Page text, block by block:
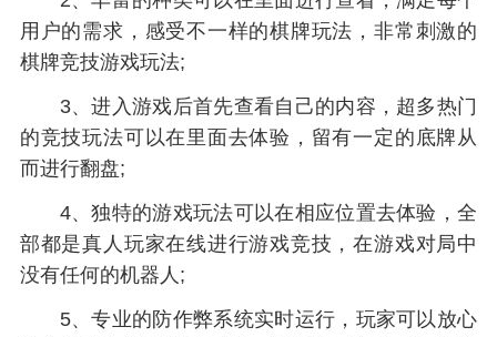
用户的需求，感受不一样的棋牌玩法，非常刺激的
棋牌竞技游戏玩法;
3、进入游戏后首先查看自己的内容，超多热门
的竞技玩法可以在里面去体验，留有一定的底牌从
而进行翻盘;
4、独特的游戏玩法可以在相应位置去体验，全
部都是真人玩家在线进行游戏竞技，在游戏对局中
没有任何的机器人;
5、专业的防作弊系统实时运行，玩家可以放心